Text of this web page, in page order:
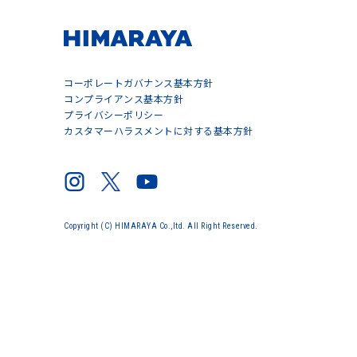
コーポレートガバナンス基本方針
コンプライアンス基本方針
プライバシーポリシー
カスタマーハラスメントに対する基本方針
Copyright (C) HIMARAYA Co.,ltd. All Right Reserved.